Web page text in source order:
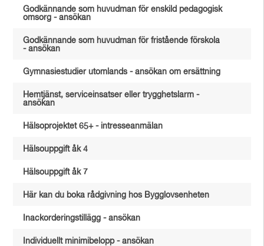
Godkännande som huvudman för enskild pedagogisk
omsorg - ansökan
Godkännande som huvudman för fristående förskola
- ansökan
Gymnasiestudier utomlands - ansökan om ersättning
Hemtjänst, serviceinsatser eller trygghetslarm -
ansökan
Hälsoprojektet 65+ - intresseanmälan
Hälsouppgift åk 4
Hälsouppgift åk 7
Här kan du boka rådgivning hos Bygglovsenheten
Inackorderingstillägg - ansökan
Individuellt minimibelopp - ansökan